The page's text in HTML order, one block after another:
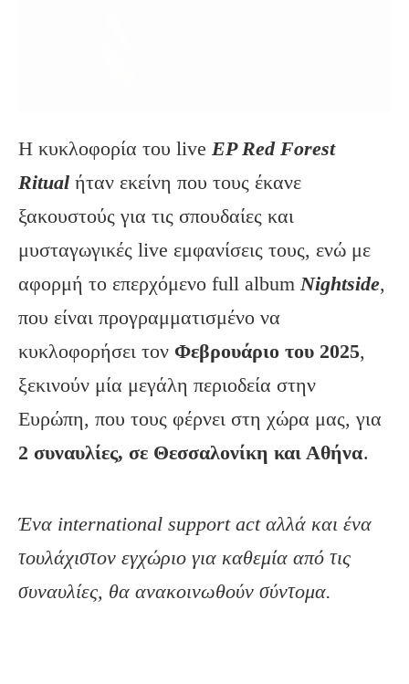
Η κυκλοφορία του live EP Red Forest
Ritual ήταν εκείνη που τους έκανε
ξακουστούς για τις σπουδαίες και
μυσταγωγικές live εμφανίσεις τους, ενώ με
αφορμή το επερχόμενο full album Nightside,
που είναι προγραμματισμένο να
κυκλοφορήσει τον Φεβρουάριο του 2025,
ξεκινούν μία μεγάλη περιοδεία στην
Ευρώπη, που τους φέρνει στη χώρα μας, για
2 συναυλίες, σε Θεσσαλονίκη και Αθήνα.
Ένα international support act αλλά και ένα
τουλάχιστον εγχώριο για καθεμία από τις
συναυλίες, θα ανακοινωθούν σύντομα.